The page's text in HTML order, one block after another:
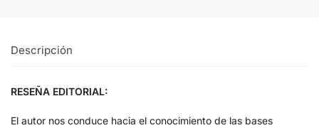
Descripción
RESEÑA EDITORIAL:
El autor nos conduce hacia el conocimiento de las bases